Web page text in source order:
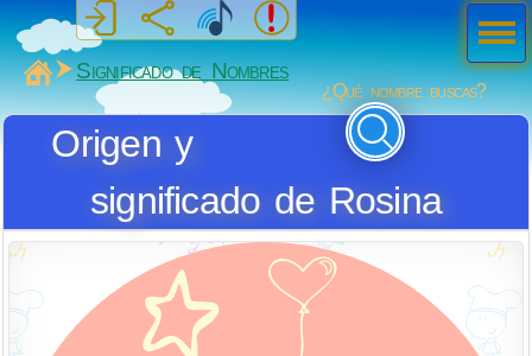
MiSabueso
Significado de Nombres
¿Qué nombre buscas?
Origen y
significado de Rosina
Men
ú